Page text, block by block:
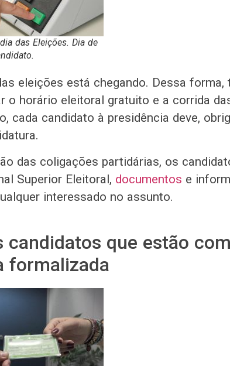
das Eleições. Dia de
eleições está chegando. Dessa forma,
o horário eleitoral gratuito e a corrida
cada candidato à presidência deve,
das coligações partidárias, os
Superior Eleitoral, documentos e
interessado no assunto.
candidatos que estão
formalizada